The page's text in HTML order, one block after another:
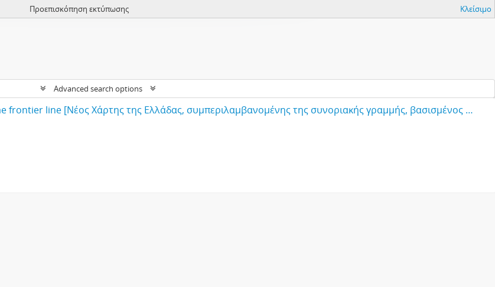
Προεπισκόπηση εκτύπωσης Κλείσιμο
Advanced search options
A New Map of Greece from the most recent surveys, including the frontier line [Νέος Χάρτης της Ελλάδας, συμπεριλαμβανομένης της συνοριακής γραμμής, βασισμένος στις πιο πρόσφατες μελέτες]